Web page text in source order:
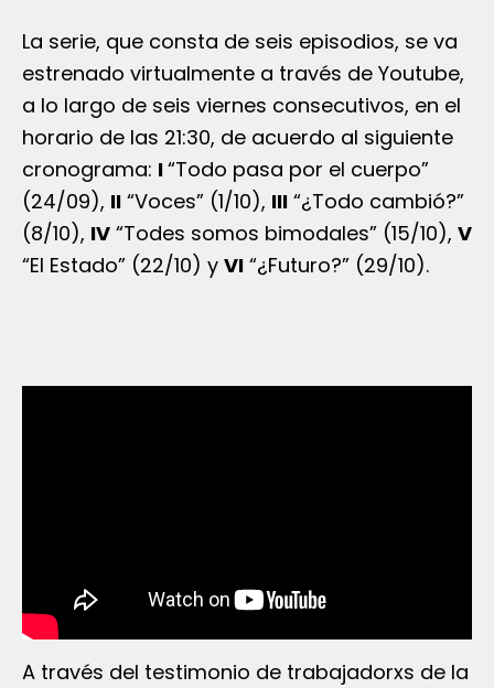
La serie, que consta de seis episodios, se va
estrenado virtualmente a través de Youtube,
a lo largo de seis viernes consecutivos, en el
horario de las 21:30, de acuerdo al siguiente
cronograma: I“Todo pasa por el cuerpo”
(24/09), II “Voces” (1/10), III “¿Todo cambió?”
(8/10), IV “Todes somos bimodales” (15/10), V
“El Estado” (22/10) y VI “¿Futuro?” (29/10).
A través del testimonio de trabajadorxs de la